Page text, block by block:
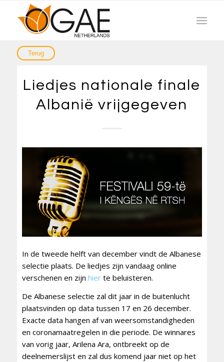
Liedjes nationale finale
Albanië vrijgegeven
In de tweede helft van december vindt de Albanese
selectie plaats. De liedjes zijn vandaag online
verschenen en zijn hierte beluisteren.
De Albanese selectie zal dit jaar in de buitenlucht
plaatsvinden op data tussen 17 en 26 december.
Exacte data hangen af van weersomstandigheden
en coronamaatregelen in die periode. De winnares
van vorig jaar, Arilena Ara, ontbreekt op de
deelnemerslijst en zal dus komend jaar niet op het